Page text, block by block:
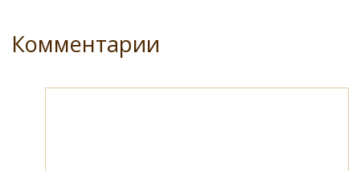
Комментарии